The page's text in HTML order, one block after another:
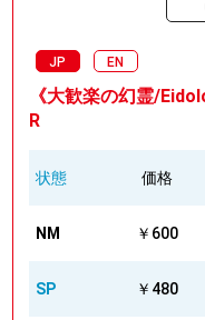
JP EN
《大歓楽の幻霊/
R
状態 価格
NM ￥600
SP ￥480